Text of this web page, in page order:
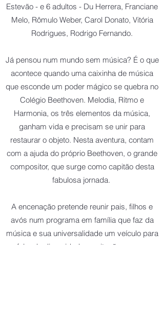
Estevão - e 6 adultos - Du Herrera, Franciane
Melo, Rômulo Weber, Carol Donato, Vitória
Rodrigues, Rodrigo Fernando.
Já pensou num mundo sem música? É o que
acontece quando uma caixinha de música
que esconde um poder mágico se quebra no
Colégio Beethoven. Melodia, Ritmo e
Harmonia, os três elementos da música,
ganham vida e precisam se unir para
restaurar o objeto. Nesta aventura, contam
com a ajuda do próprio Beethoven, o grande
compositor, que surge como capitão desta
fabulosa jornada.
A encenação pretende reunir pais, filhos e
avós num programa em família que faz da
música e sua universalidade um veículo para
falar de diversidade, aceitação e amor.